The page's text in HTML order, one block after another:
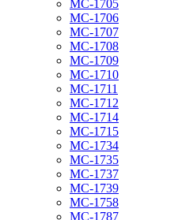
MC-1705
MC-1706
MC-1707
MC-1708
MC-1709
MC-1710
MC-1711
MC-1712
MC-1714
MC-1715
MC-1734
MC-1735
MC-1737
MC-1739
MC-1758
MC-1787